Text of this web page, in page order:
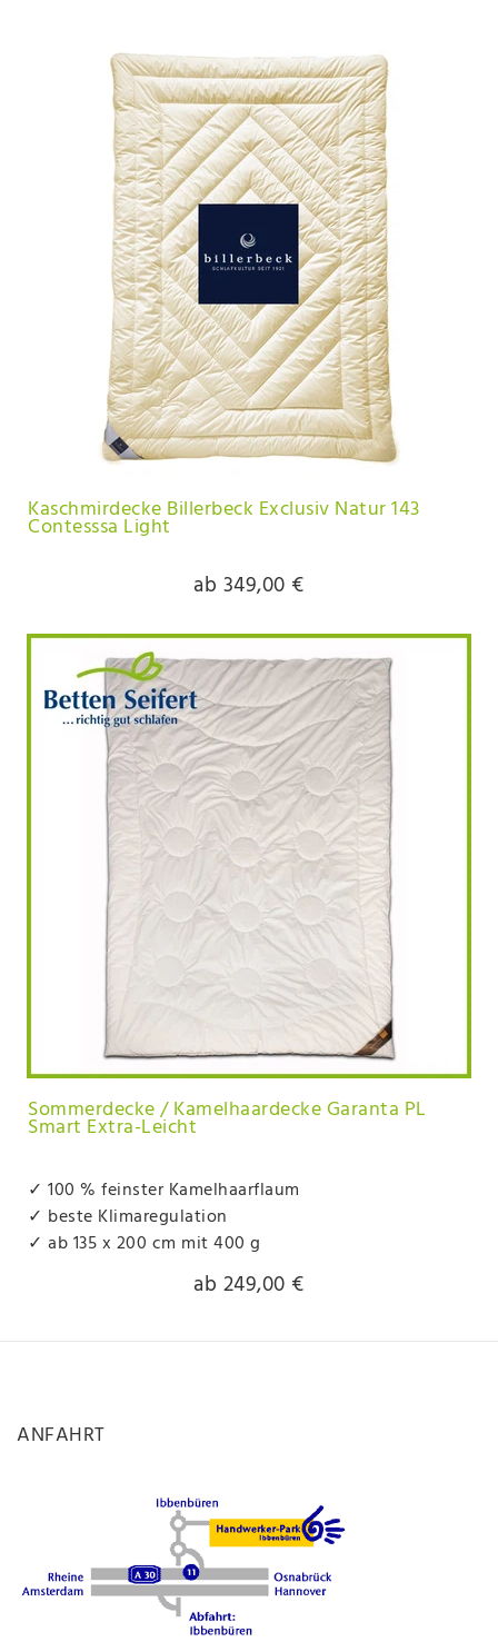
Kaschmirdecke Billerbeck Exclusiv Natur 143
Contesssa Light
ab 349,00 €
Sommerdecke / Kamelhaardecke Garanta PL
Smart Extra-Leicht
✓ 100 % feinster Kamelhaarflaum
✓ beste Klimaregulation
✓ ab 135 x 200 cm mit 400 g
ab 249,00 €
ANFAHRT